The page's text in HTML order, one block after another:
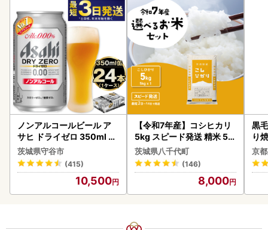
ノンアルコールビール ア
サヒ ドライゼロ 350ml 24
本 ノンアル ビール asashi
守谷市
茨城県守谷市
(415)
10,500
【令和7年産】コシヒカリ
5kg スピード発送 精米 5k
g x 1袋 白米 茨城県 八千代
町
茨城県八千代町
(146)
8,000
黒
り
京